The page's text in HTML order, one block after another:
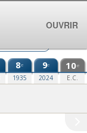
8e
1935
9e
2024
10e
E.C.
OUVRIR